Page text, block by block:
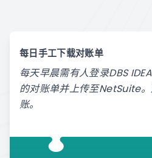
每日手工下载对账单
每天早晨需有人登录DBS
的对账单并上传至NetSuite
账。